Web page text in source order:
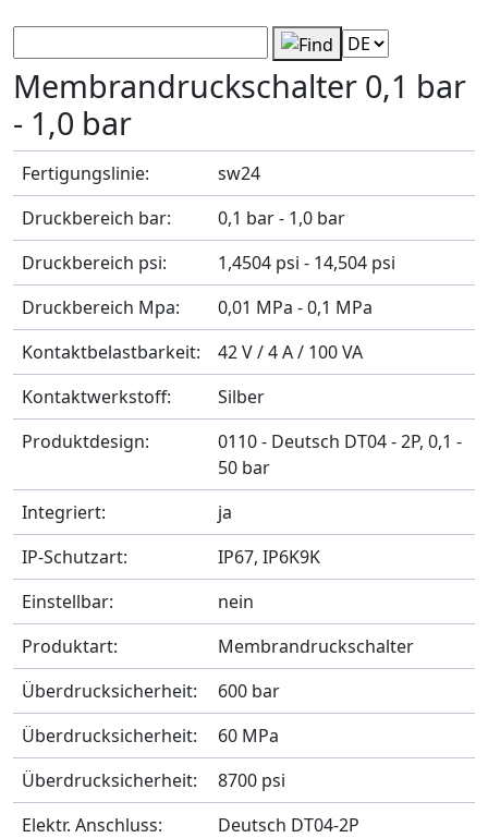
Membrandruckschalter 0,1 bar
- 1,0 bar
Fertigungslinie:
sw24
Druckbereich bar:
0,1 bar - 1,0 bar
Druckbereich psi:
1,4504 psi - 14,504 psi
Druckbereich Mpa:
0,01 MPa - 0,1 MPa
Kontaktbelastbarkeit:
42 V / 4 A / 100 VA
Kontaktwerkstoff:
Silber
Produktdesign:
0110 - Deutsch DT04 - 2P, 0,1 -
50 bar
Integriert:
ja
IP-Schutzart:
IP67, IP6K9K
Einstellbar:
nein
Produktart:
Membrandruckschalter
Überdrucksicherheit:
600 bar
Überdrucksicherheit:
60 MPa
Überdrucksicherheit:
8700 psi
Elektr. Anschluss:
Deutsch DT04-2P